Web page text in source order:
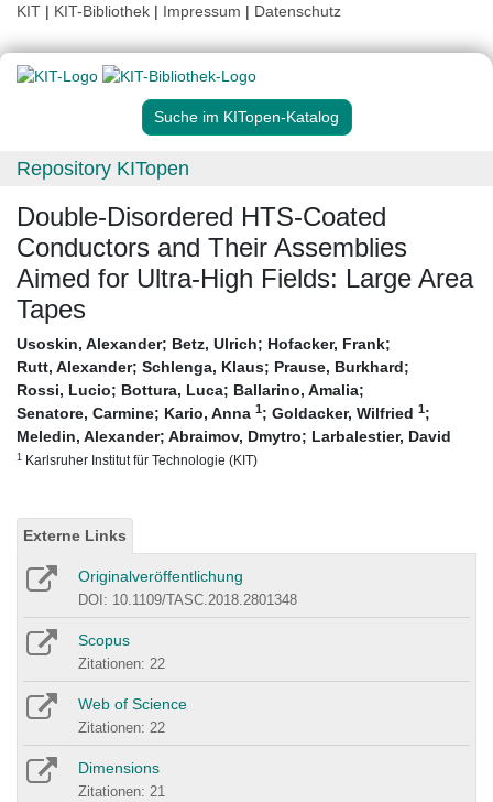
KIT | KIT-Bibliothek | Impressum | Datenschutz
Suche im KITopen-Katalog
Repository KITopen
Double-Disordered HTS-Coated
Conductors and Their Assemblies
Aimed for Ultra-High Fields: Large Area
Tapes
Usoskin, Alexander; Betz, Ulrich; Hofacker, Frank;
Rutt, Alexander; Schlenga, Klaus; Prause, Burkhard;
Rossi, Lucio; Bottura, Luca; Ballarino, Amalia;
Senatore, Carmine; Kario, Anna 1; Goldacker, Wilfried 1;
Meledin, Alexander; Abraimov, Dmytro; Larbalestier, David
1 Karlsruher Institut für Technologie (KIT)
Externe Links
Originalveröffentlichung
DOI: 10.1109/TASC.2018.2801348
Scopus
Zitationen: 22
Web of Science
Zitationen: 22
Dimensions
Zitationen: 21